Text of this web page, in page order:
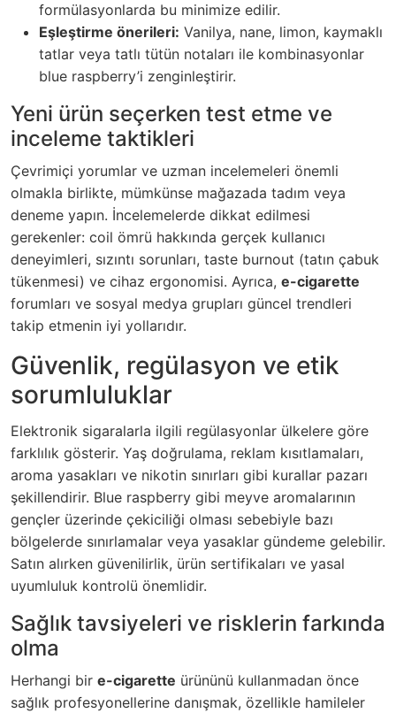
formülasyonlarda bu minimize edilir.
Eşleştirme önerileri: Vanilya, nane, limon, kaymaklı
tatlar veya tatlı tütün notaları ile kombinasyonlar
blue raspberry’i zenginleştirir.
Yeni ürün seçerken test etme ve
inceleme taktikleri
Çevrimiçi yorumlar ve uzman incelemeleri önemli
olmakla birlikte, mümkünse mağazada tadım veya
deneme yapın. İncelemelerde dikkat edilmesi
gerekenler: coil ömrü hakkında gerçek kullanıcı
deneyimleri, sızıntı sorunları, taste burnout (tatın çabuk
tükenmesi) ve cihaz ergonomisi. Ayrıca, e-cigarette
forumları ve sosyal medya grupları güncel trendleri
takip etmenin iyi yollarıdır.
Güvenlik, regülasyon ve etik
sorumluluklar
Elektronik sigaralarla ilgili regülasyonlar ülkelere göre
farklılık gösterir. Yaş doğrulama, reklam kısıtlamaları,
aroma yasakları ve nikotin sınırları gibi kurallar pazarı
şekillendirir. Blue raspberry gibi meyve aromalarının
gençler üzerinde çekiciliği olması sebebiyle bazı
bölgelerde sınırlamalar veya yasaklar gündeme gelebilir.
Satın alırken güvenilirlik, ürün sertifikaları ve yasal
uyumluluk kontrolü önemlidir.
Sağlık tavsiyeleri ve risklerin farkında
olma
Herhangi bir e-cigarette ürününü kullanmadan önce
sağlık profesyonellerine danışmak, özellikle hamileler